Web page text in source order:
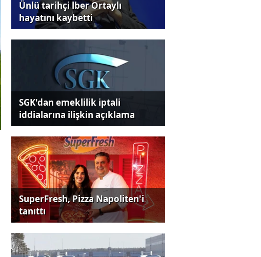
Ünlü tarihçi lber Ortaylı
hayatını kaybetti
SGK'dan emeklilik iptali
iddialarına ilişkin açıklama
SuperFresh, Pizza Napoliten'i
tanıttı